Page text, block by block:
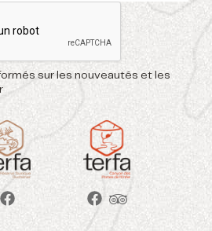
sur les nouveautés et les